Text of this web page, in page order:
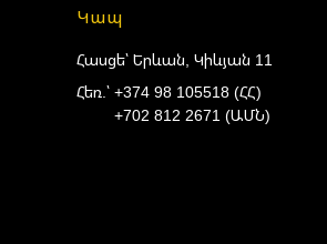
Կապ
Հասցե՝ Երևան, Կիևյան 11
Հեռ.՝+374 98 105518 (ՀՀ)
+702 812 2671 (ԱՄՆ)